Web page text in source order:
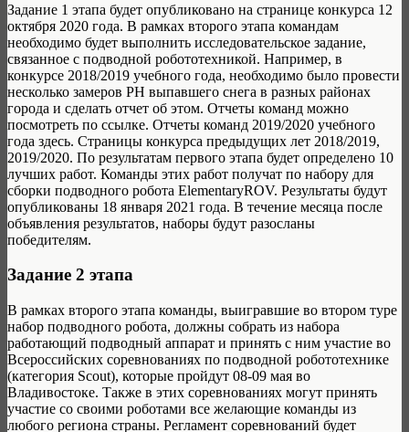
Задание 1 этапа будет опубликовано на странице конкурса 12
октября 2020 года. В рамках второго этапа командам
необходимо будет выполнить исследовательское задание,
связанное с подводной робототехникой. Например, в
конкурсе 2018/2019 учебного года, необходимо было провести
несколько замеров PH выпавшего снега в разных районах
города и сделать отчет об этом. Отчеты команд можно
посмотреть по ссылке. Отчеты команд 2019/2020 учебного
года здесь. Страницы конкурса предыдущих лет 2018/2019,
2019/2020. По результатам первого этапа будет определено 10
лучших работ. Команды этих работ получат по набору для
сборки подводного робота ElementaryROV. Результаты будут
опубликованы 18 января 2021 года. В течение месяца после
объявления результатов, наборы будут разосланы
победителям.
Задание 2 этапа
В рамках второго этапа команды, выигравшие во втором туре
набор подводного робота, должны собрать из набора
работающий подводный аппарат и принять с ним участие во
Всероссийских соревнованиях по подводной робототехнике
(категория Scout), которые пройдут 08-09 мая во
Владивостоке. Также в этих соревнованиях могут принять
участие со своими роботами все желающие команды из
любого региона страны. Регламент соревнований будет